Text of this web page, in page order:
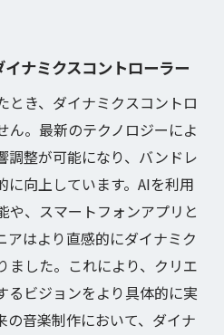
ナミクスコントローラー
とき、ダイナミクスコントロ
ん。最新のテクノロジーによ
調整が可能になり、バンドレ
に向上しています。AIを利用
や、スマートフォンアプリと
アはより直感的にダイナミク
ました。これにより、クリエ
るビジョンをより具体的に実
の音楽制作において、ダイナ